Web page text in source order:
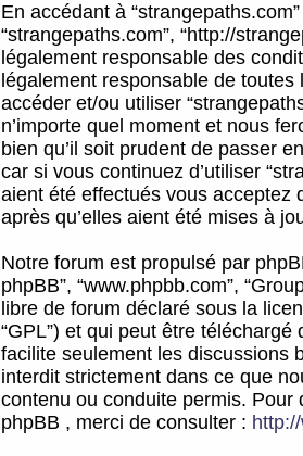
En accédant à
“strangepaths.com”, “http://
légalement responsable des
légalement responsable de
accéder et/ou utiliser
n’importe quel moment et nous
bien qu’il soit prudent de passer
car si vous continuez d’utiliser
aient été effectués vous acceptez
après qu’elles aient été mises à
Notre forum est propulsé par
phpBB”, “www.phpbb.com”,
libre de forum déclaré sous la
“GPL”) et qui peut être téléchargé
facilite seulement les discussions
interdit strictement dans ce que
contenu ou conduite permis.
phpBB , merci de consulter :